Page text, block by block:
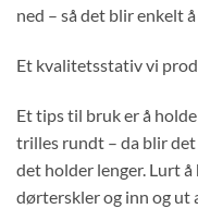
ned – så det blir enkelt
Et kvalitetsstativ vi
Et tips til bruk er å
trilles rundt – da blir det
det holder lenger. Lurt
dørterskler og inn og ut